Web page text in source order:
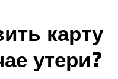
карту
утери?